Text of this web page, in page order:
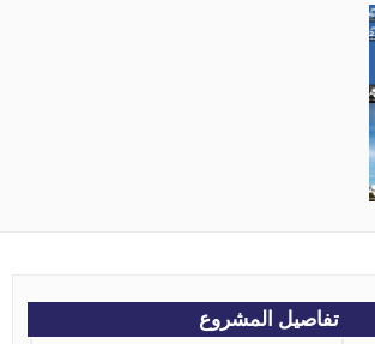
تفاصيل المشروع